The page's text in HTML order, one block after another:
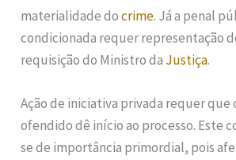
materialidade docrime. Já a penal
condicionada requer representação
requisição do Ministro da Justiça.
Ação de iniciativa privada requer que
ofendido dê início ao processo. Este
se de importância primordial, pois